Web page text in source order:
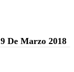
De Marzo 2018